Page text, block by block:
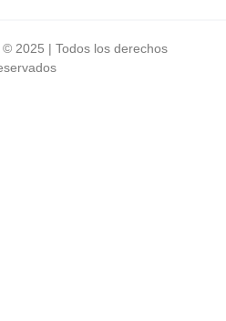
2025 | Todos los derechos